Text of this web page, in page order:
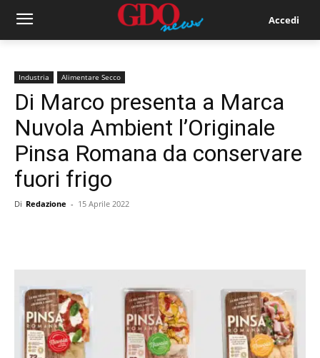
Accedi
Industria Alimentare Secco
Di Marco presenta a Marca
Nuvola Ambient l’Originale
Pinsa Romana da conservare
fuori frigo
Di Redazione - 15 Aprile 2022